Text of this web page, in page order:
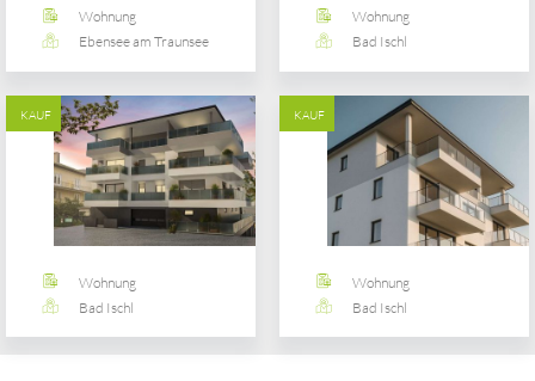
Wohnung
Ebensee am Traunsee
Wohnung
Bad Ischl
KAUF
Wohnung
Bad Ischl
KAUF
Wohnung
Bad Ischl